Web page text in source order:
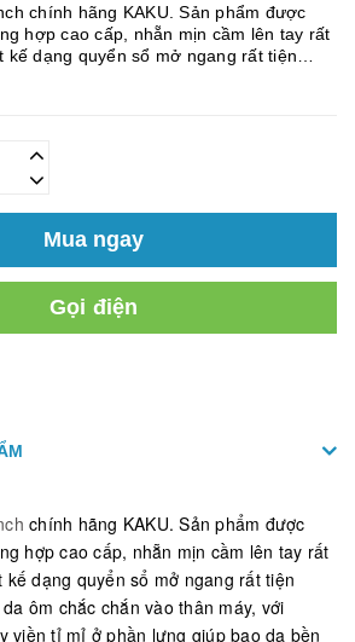
chính hãng KAKU. Sản phẩm được
hợp cao cấp, nhẵn mịn cầm lên tay rất
kế dạng quyển sổ mở ngang rất tiện
Mua ngay
Gọi điện
chính hãng KAKU. Sản phẩm được
hợp cao cấp, nhẵn mịn cầm lên tay rất
dạng quyển sổ mở ngang rất tiện
ôm chắc chắn vào thân máy, với
viền tỉ mỉ ở phần lưng giúp bao da bền